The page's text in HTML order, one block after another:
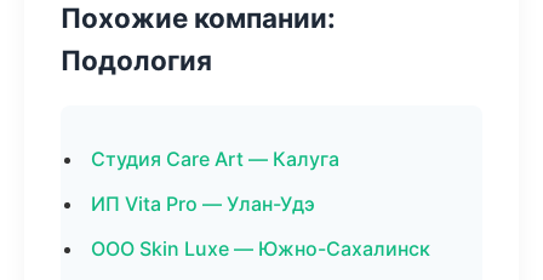
Похожие компании:
Подология
Студия Care Art — Калуга
ИП Vita Pro — Улан-Удэ
ООО Skin Luxe — Южно-Сахалинск